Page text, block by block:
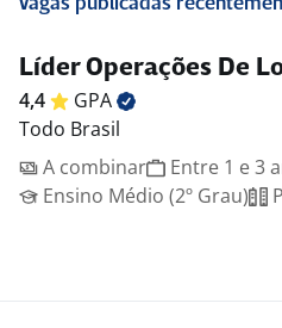
Vagas publicadas
Líder Operações De
4,4
GPA
Todo Brasil
A combinar
Entre 1 e 3
Ensino Médio (2º Grau)